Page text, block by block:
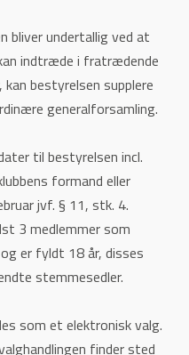
undertallig ved at
indtræde i fratrædende
bestyrelsen supplere
generalforsamling.
til bestyrelsen incl.
formand eller
jvf. § 11, stk. 4.
3 medlemmer som
er fyldt 18 år, disses
stemmesedler.
som et elektronisk valg.
finder sted